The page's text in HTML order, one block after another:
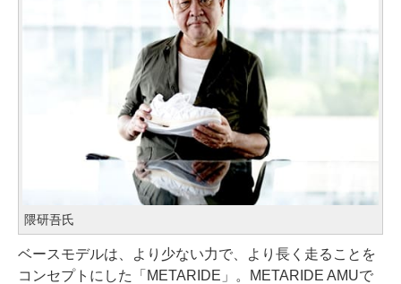
隈研吾氏
ベースモデルは、より少ない力で、より長く走ることを
コンセプトにした「METARIDE」。METARIDE AMUで